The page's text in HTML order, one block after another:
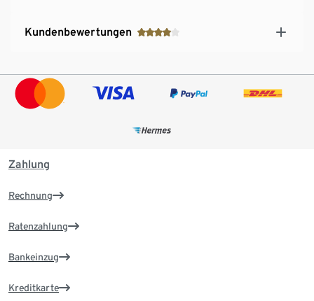
Kundenbewertungen
Zahlung
Rechnung
Ratenzahlung
Bankeinzug
Kreditkarte